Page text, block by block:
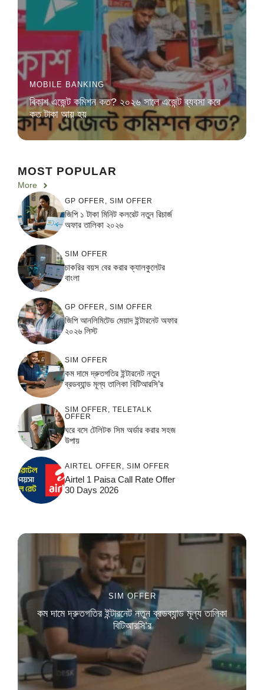
MOBILE BANKING
বিকাশ এজেন্ট কমিশন কত? ২০২৬ সালে এজেন্ট ব্যবসা করে
কত টাকা আয় হয়
MOST POPULAR
More
GP OFFER SIM OFFER
জিপি ১ টাকা মিনিট কলরেট নতুন রিচার্জ
অফার তালিকা ২০২৬
SIM OFFER
চাকরির বয়স বের করার ক্যালকুলেটর
বাংলা
GP OFFER SIM OFFER
জিপি আনলিমিটেড মেয়াদ ইন্টারনেট অফার
২০২৬ লিস্ট
SIM OFFER
কম দামে দ্রুতগতির ইন্টারনেট নতুন
ব্রডব্যান্ড মূল্য তালিকা বিটিআরসি’র
SIM OFFER
TELETALK
OFFER
ঘরে বসে টেলিটক সিম অর্ডার করার সহজ
উপায়
AIRTEL OFFER SIM OFFER
Airtel 1 Paisa Call Rate Offer
30 Days 2026
SIM OFFER
কম দামে দ্রুতগতির ইন্টারনেট নতুন ব্রডব্যান্ড মূল্য তালিকা
বিটিআরসি’র